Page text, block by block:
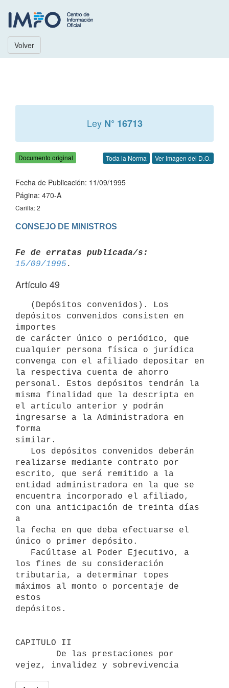
Volver
Ley N° 16713
Documento original Toda la Norma Ver Imagen del D.O.
Fecha de Publicación: 11/09/1995
Página: 470-A
Carilla: 2
Fe de erratas publicada/s:
15/09/1995
Artículo 49
depósitos convenidos consisten en
importes
de carácter único o periódico, que
cualquier persona física o jurídica
convenga con el afiliado depositar en
la respectiva cuenta de ahorro
personal. Estos depósitos tendrán la
misma finalidad que la descripta en
el artículo anterior y podrán
ingresarse a la Administradora en
forma
similar.
realizarse mediante contrato por
escrito, que será remitido a la
entidad administradora en la que se
encuentra incorporado el afiliado,
con una anticipación de treinta días
a
la fecha en que deba efectuarse el
único o primer depósito.
los fines de su consideración
tributaria, a determinar topes
máximos al monto o porcentaje de
estos
depósitos.
CAPITULO II